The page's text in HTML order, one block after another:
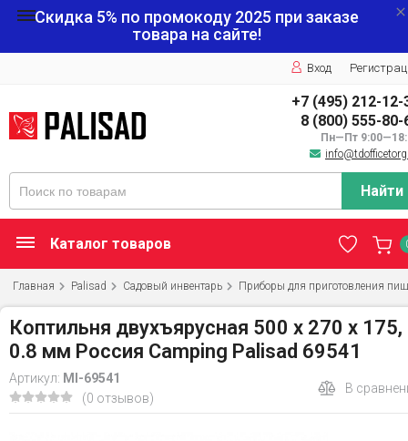
Скидка 5% по промокоду 2025 при заказе
товара на сайте!
Вход
+7 (495) 212-12-
8 (800) 555-80-
Пн—Пт
Найти
Каталог товаров
Главная Palisad Садовый инвентарь Приборы для приготовления
Коптильня двухъярусная 500 х 270 х 175,
0.8 мм Россия Camping Palisad 69541
Артикул: MI-69541
(0 отзывов)
В